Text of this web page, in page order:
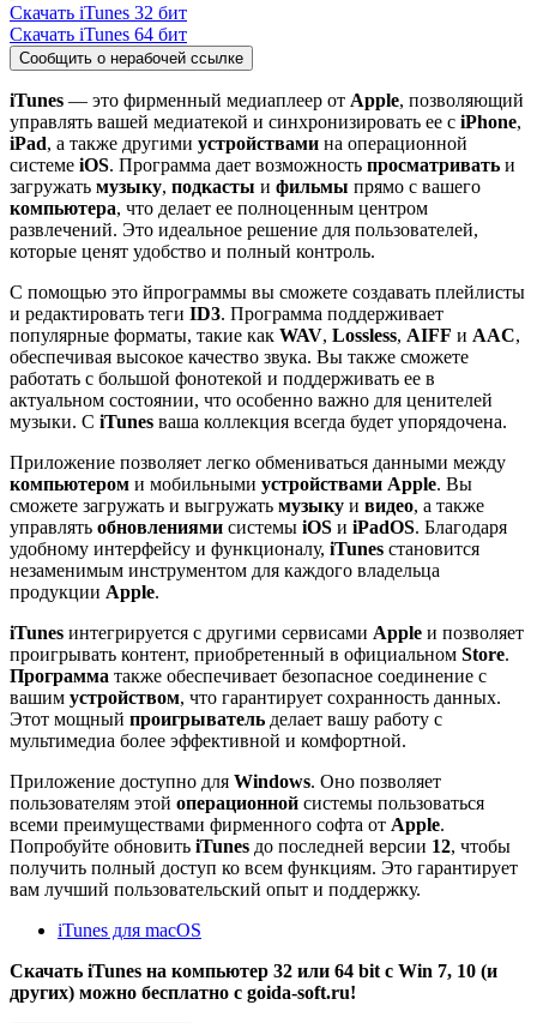
Скачать iTunes 32 бит
Скачать iTunes 64 бит
Сообщить о нерабочей ссылке
iTunes — это фирменный медиаплеер от Apple, позволяющий
управлять вашей медиатекой и синхронизировать ее с iPhone,
iPad, а также другими устройствами на операционной
системе iOS. Программа дает возможность просматривать и
загружать музыку, подкасты и фильмы прямо с вашего
компьютера, что делает ее полноценным центром
развлечений. Это идеальное решение для пользователей,
которые ценят удобство и полный контроль.
С помощью это йпрограммы вы сможете создавать плейлисты
и редактировать теги ID3. Программа поддерживает
популярные форматы, такие как WAV, Lossless, AIFF и AAC,
обеспечивая высокое качество звука. Вы также сможете
работать с большой фонотекой и поддерживать ее в
актуальном состоянии, что особенно важно для ценителей
музыки. С iTunes ваша коллекция всегда будет упорядочена.
Приложение позволяет легко обмениваться данными между
компьютером и мобильными устройствами Apple. Вы
сможете загружать и выгружать музыку и видео, а также
управлять обновлениями системы iOS и iPadOS. Благодаря
удобному интерфейсу и функционалу, iTunes становится
незаменимым инструментом для каждого владельца
продукции Apple.
iTunes интегрируется с другими сервисами Apple и позволяет
проигрывать контент, приобретенный в официальном Store.
Программа также обеспечивает безопасное соединение с
вашим устройством, что гарантирует сохранность данных.
Этот мощный проигрыватель делает вашу работу с
мультимедиа более эффективной и комфортной.
Приложение доступно для Windows. Оно позволяет
пользователям этой операционной системы пользоваться
всеми преимуществами фирменного софта от Apple.
Попробуйте обновить iTunes до последней версии 12, чтобы
получить полный доступ ко всем функциям. Это гарантирует
вам лучший пользовательский опыт и поддержку.
iTunes для macOS
Скачать iTunes на компьютер 32 или 64 bit с Win 7, 10 (и
других) можно бесплатно с goida-soft.ru!